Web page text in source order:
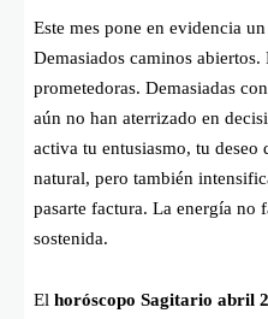
Este mes pone en evidencia
Demasiados caminos abiertos.
prometedoras. Demasiadas
aún no han aterrizado en
activa tu entusiasmo, tu deseo
natural, pero también
pasarte factura. La energía no
sostenida.
El horóscopo Sagitario abril